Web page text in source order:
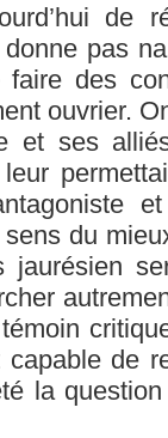
de
pas
des
ouvrier.
et ses
du
jaurésien
de
la